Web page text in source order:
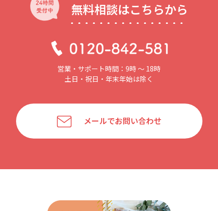
無料相談はこちらから
営業・サポート時間：9時 〜 18時
土日・祝日・年末年始は除く
メールでお問い合わせ